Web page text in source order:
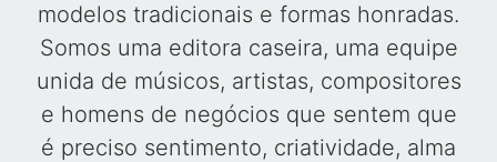
modelos tradicionais e formas honradas.
Somos uma editora caseira, uma equipe
unida de músicos, artistas, compositores
e homens de negócios que sentem que
é preciso sentimento, criatividade, alma